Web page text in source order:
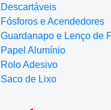
Descartáveis
Fósforos e Acendedores
Guardanapo e Lenço de
Papel Alumínio
Rolo Adesivo
Saco de Lixo